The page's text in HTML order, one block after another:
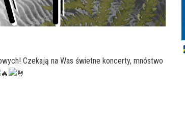
Czekają na Was świetne koncerty, mnóstwo